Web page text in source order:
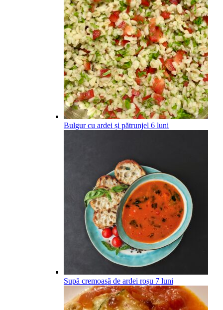
Bulgur cu ardei și pătrunjel 6 luni
Supă cremoasă de ardei roșu 7 luni